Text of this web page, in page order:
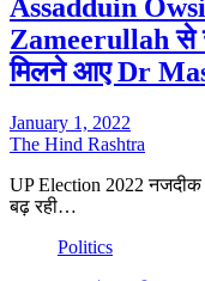
Assadduin
Zameerullah से
मिलने आए Dr
January 1, 2022
The Hind Rashtra
UP Election 2022 नजदीक
बढ़ रही…
Politics